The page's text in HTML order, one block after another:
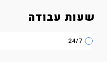
שעות עבודה
24/7